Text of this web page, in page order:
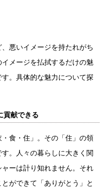
、悪いイメージを持たれがち
メージを払拭するだけの魅
。具体的な魅力について探
貢献できる
食・住」。その「住」の領
。人々の暮らしに大きく関
ーは計り知れません。それ
ができて「ありがとう」と